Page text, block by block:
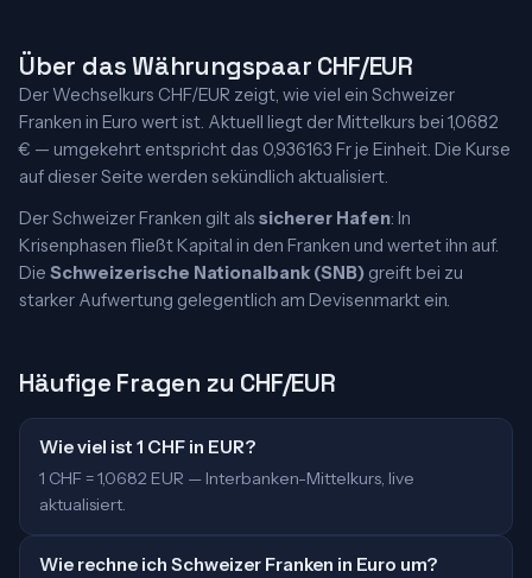
Über das Währungspaar CHF/EUR
Der Wechselkurs CHF/EUR zeigt, wie viel ein Schweizer
Franken in Euro wert ist. Aktuell liegt der Mittelkurs bei 1,0682
€ — umgekehrt entspricht das 0,936163 Fr je Einheit. Die Kurse
auf dieser Seite werden sekündlich aktualisiert.
Der Schweizer Franken gilt als sicherer Hafen: In
Krisenphasen fließt Kapital in den Franken und wertet ihn auf.
Die Schweizerische Nationalbank (SNB) greift bei zu
starker Aufwertung gelegentlich am Devisenmarkt ein.
Häufige Fragen zu CHF/EUR
Wie viel ist 1 CHF in EUR?
1 CHF = 1,0682 EUR — Interbanken-Mittelkurs, live
aktualisiert.
Wie rechne ich Schweizer Franken in Euro um?